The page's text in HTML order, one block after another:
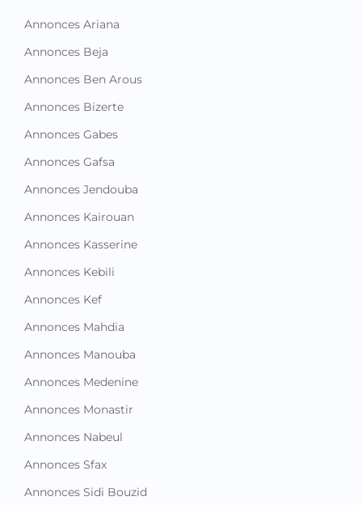
Annonces Ariana
Annonces Beja
Annonces Ben Arous
Annonces Bizerte
Annonces Gabes
Annonces Gafsa
Annonces Jendouba
Annonces Kairouan
Annonces Kasserine
Annonces Kebili
Annonces Kef
Annonces Mahdia
Annonces Manouba
Annonces Medenine
Annonces Monastir
Annonces Nabeul
Annonces Sfax
Annonces Sidi Bouzid